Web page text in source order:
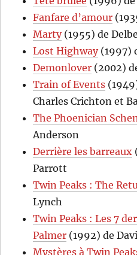
Fanfare d’amour
Marty(1955) de
Lost Highway(1997)
Demonlover (2002)
Train of Events
Charles Crichton et
The Phoenician
Anderson
Derrière les barreaux
Parrott
Twin Peaks : The
Lynch
Twin Peaks : Les 7
Palmer (1992) de
Mystères à Twin